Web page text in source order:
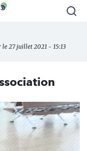
27 juillet 2021 - 15:13